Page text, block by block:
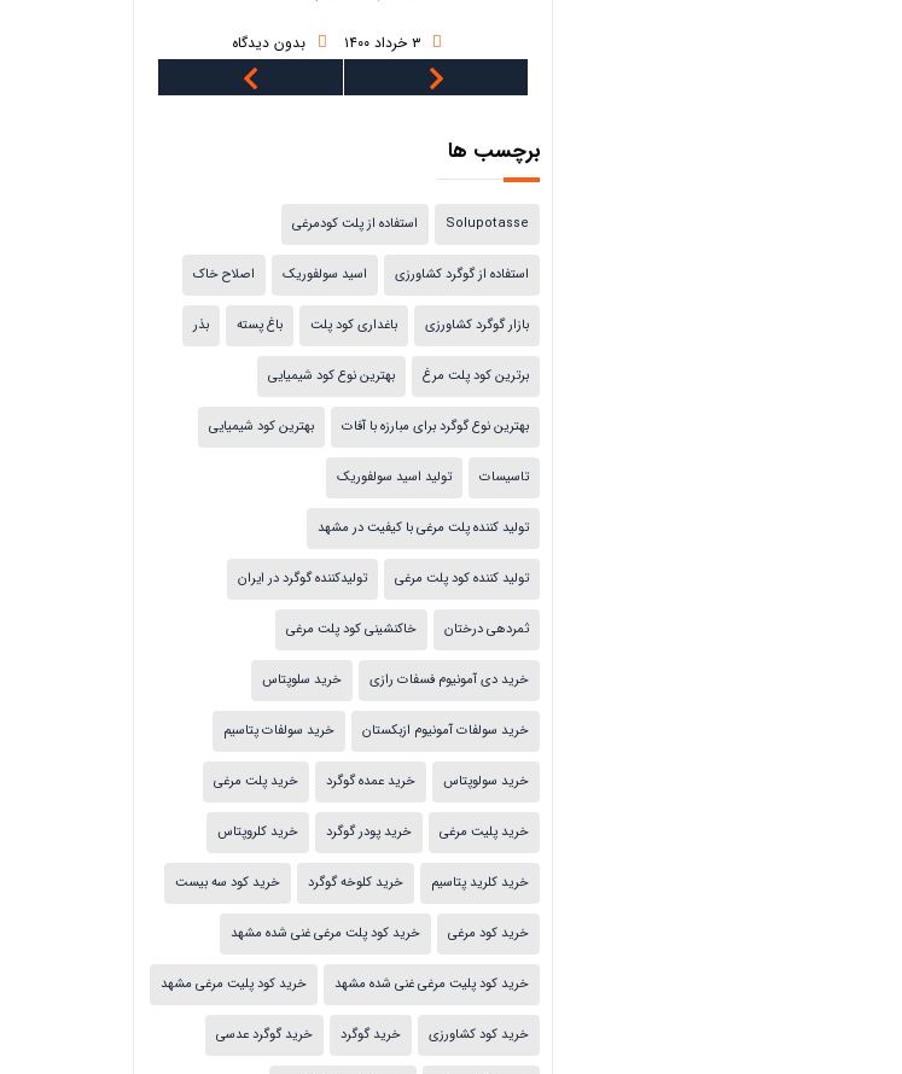
۳ خرداد ۱۴۰۰ بدون دیدگاه
برچسب ها
Solupotasse استفاده از پلت کودمرغی
استفاده از گوگرد کشاورزی اسید سولفوریک اصلاح خاک
بازار گوگرد کشاورزی باغداری کود پلت باغ پسته بذر
برترین کود پلت مرغ بهترین نوع کود شیمیایی
بهترین نوع گوگرد برای مبارزه با آفات بهترین کود شیمیایی
تاسیسات تولید اسید سولفوریک
تولید کننده پلت مرغی با کیفیت در مشهد
تولید کننده کود پلت مرغی تولیدکننده گوگرد در ایران
ثمردهی درختان خاکنشینی کود پلت مرغی
خرید دی آمونیوم فسفات رازی خرید سلوپتاس
خرید سولفات آمونیوم ازبکستان خرید سولفات پتاسیم
خرید سولوپتاس خرید عمده گوگرد خرید پلت مرغی
خرید پلیت مرغی خرید پودر گوگرد خرید کلروپتاس
خرید کلرید پتاسیم خرید کلوخه گوگرد خرید کود سه بیست
خرید کود مرغی خرید کود پلت مرغی غنی شده مشهد
خرید کود پلیت مرغی غنی شده مشهد خرید کود پلیت مرغی مشهد
خرید کود کشاورزی خرید گوگرد خرید گوگرد عدسی